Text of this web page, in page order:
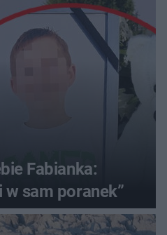
Fabianka:
w sam poranek”